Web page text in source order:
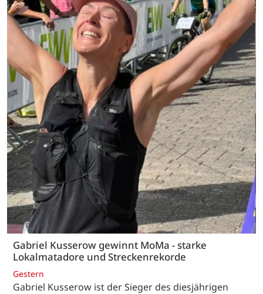
Gabriel Kusserow gewinnt MoMa - starke
Lokalmatadore und Streckenrekorde
Gestern
Gabriel Kusserow ist der Sieger des diesjährigen